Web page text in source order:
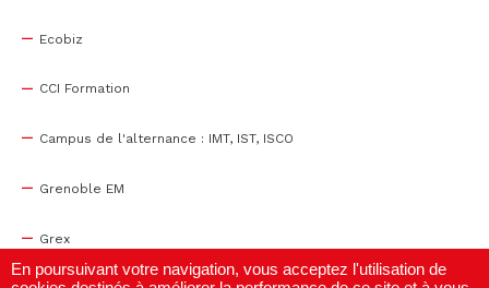
Ecobiz
CCI Formation
Campus de l'alternance : IMT, IST, ISCO
Grenoble EM
Grex
En poursuivant votre navigation, vous acceptez l'utilisation de